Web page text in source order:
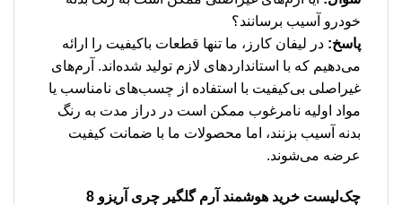
خودرو آسیب برسانند؟
پاسخ: در لیفان کارز، ما تنها قطعات باکیفیت را ارائه
می‌دهیم که با استانداردهای لازم تولید شده‌اند. آرم‌های
غیراصلی بی‌کیفیت با استفاده از چسب‌های نامناسب یا
مواد اولیه نامرغوب ممکن است در دراز مدت به رنگ
بدنه آسیب بزنند، اما محصولات ما با ضمانت کیفیت
عرضه می‌شوند.
چک‌لیست خرید هوشمند آرم گلگیر چری آریزو 8